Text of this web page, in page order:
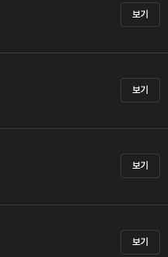
보기
보기
보기
보기